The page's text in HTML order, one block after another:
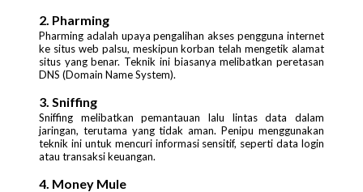
2. Pharming
Pharming adalah upaya pengalihan akses pengguna internet
ke situs web palsu, meskipun korban telah mengetik alamat
situs yang benar. Teknik ini biasanya melibatkan peretasan
DNS (Domain Name System).
3. Sniffing
Sniffing melibatkan pemantauan lalu lintas data dalam
jaringan, terutama yang tidak aman. Penipu menggunakan
teknik ini untuk mencuri informasi sensitif, seperti data login
atau transaksi keuangan.
4. Money Mule